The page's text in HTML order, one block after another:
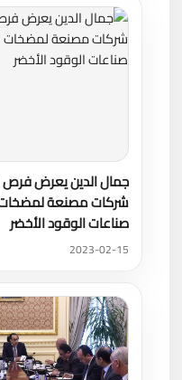
جمال الدين يعرض فرص
شركات مصنعة لمضخات
صناعات الوقود الأخضر
2023-02-15